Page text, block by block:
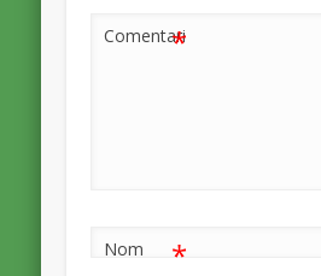
Comentari
*
Nom *